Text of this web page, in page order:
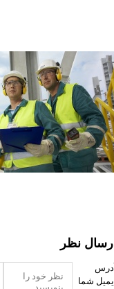
ارسال نظر
آدرس
ایمیل شما